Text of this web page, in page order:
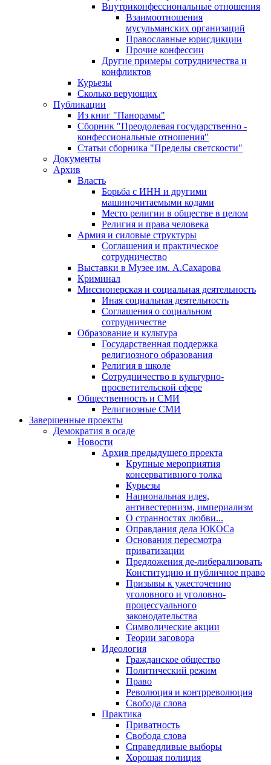
Внутриконфессиональные отношения
Взаимоотношения
мусульманских организаций
Православные юрисдикции
Прочие конфессии
Другие примеры сотрудничества и
конфликтов
Курьезы
Сколько верующих
Публикации
Из книг "Панорамы"
Сборник "Преодолевая государственно -
конфессиональные отношения"
Статьи сборника "Пределы светскости"
Документы
Архив
Власть
Борьба с ИНН и другими
машиночитаемыми кодами
Место религии в обществе в целом
Религия и права человека
Армия и силовые структуры
Соглашения и практическое
сотрудничество
Выставки в Музее им. А.Сахарова
Криминал
Миссионерская и социальная деятельность
Иная социальная деятельность
Соглашения о социальном
сотрудничестве
Образование и культура
Государственная поддержка
религиозного образования
Религия в школе
Сотрудничество в культурно-
просветительской сфере
Общественность и СМИ
Религиозные СМИ
Завершенные проекты
Демократия в осаде
Новости
Архив предыдущего проекта
Крупные мероприятия
консервативного толка
Курьезы
Национальная идея,
антивестернизм, империализм
О странностях любви...
Оправдания дела ЮКОСа
Основания пересмотра
приватизации
Предложения де-либерализовать
Конституцию и публичное право
Призывы к ужесточению
уголовного и уголовно-
процессуального
законодательства
Символические акции
Теории заговора
Идеология
Гражданское общество
Политический режим
Право
Революция и контрреволюция
Свобода слова
Практика
Приватность
Свобода слова
Справедливые выборы
Хорошая полиция